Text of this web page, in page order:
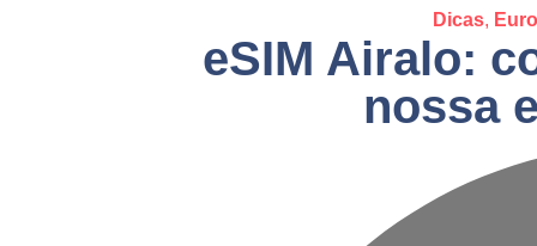
Dicas,
eSIM Airalo:
nossa